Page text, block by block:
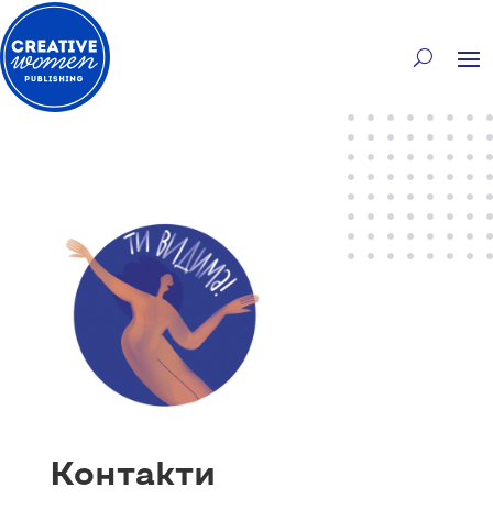
Контакти